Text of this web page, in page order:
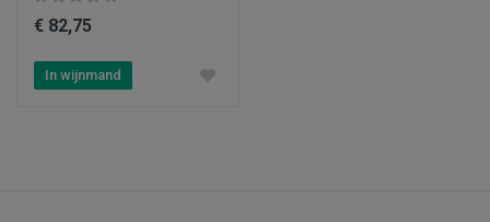
€ 82,75
In wijnmand